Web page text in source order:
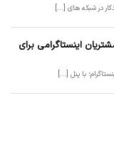
در شبکه های [...]
اینستاگرامی برای
با پنل [...]